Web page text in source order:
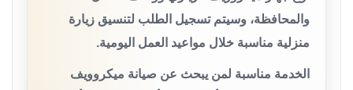
والمحافظة، وسيتم تسجيل الطلب لتنسيق زيارة
منزلية مناسبة خلال مواعيد العمل اليومية.
الخدمة مناسبة لمن يبحث عن صيانة ميكروويف